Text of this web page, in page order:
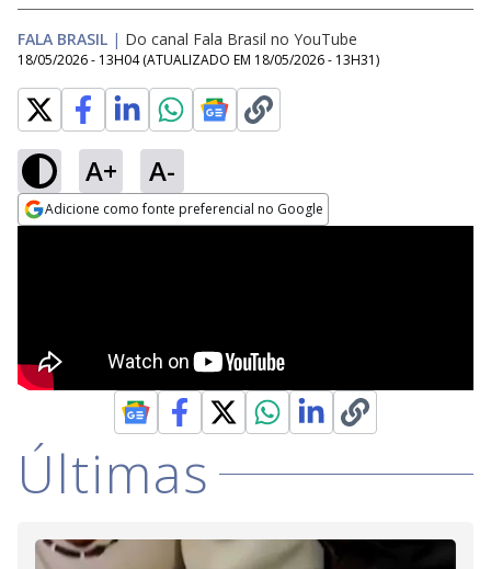
FALA BRASIL | Do canal Fala Brasil no YouTube
18/05/2026 - 13H04 (ATUALIZADO EM 18/05/2026 - 13H31)
A+ A-
Adicione como fonte preferencial no Google
Últimas